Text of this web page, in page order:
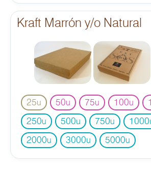
Kraft Marrón y/o Natural
25u 50u 75u 100u
250u 500u 750u 1000
2000u 3000u 5000u